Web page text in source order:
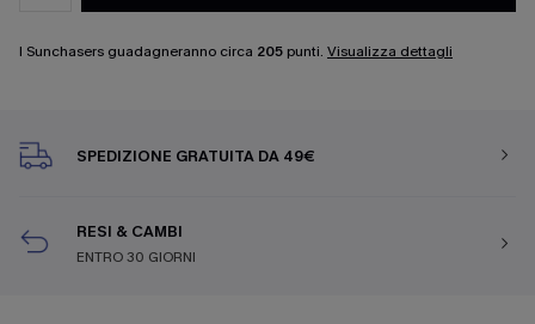
I Sunchasers guadagneranno circa 205 punti. Visualizza dettagli
SPEDIZIONE GRATUITA DA 49€
RESI & CAMBI
ENTRO 30 GIORNI